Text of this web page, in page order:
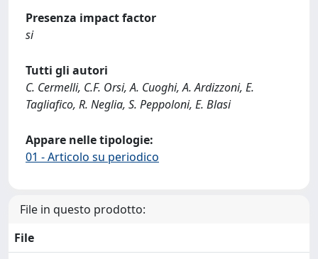
Presenza impact factor
si
Tutti gli autori
C. Cermelli, C.F. Orsi, A. Cuoghi, A. Ardizzoni, E.
Tagliafico, R. Neglia, S. Peppoloni, E. Blasi
Appare nelle tipologie:
01 - Articolo su periodico
File in questo prodotto:
File